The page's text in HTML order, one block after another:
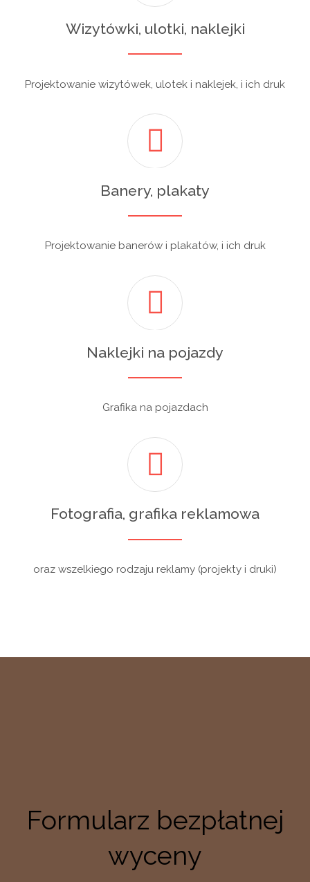
Wizytówki, ulotki, naklejki
Projektowanie wizytówek, ulotek i naklejek, i ich druk
Banery, plakaty
Projektowanie banerów i plakatów, i ich druk
Naklejki na pojazdy
Grafika na pojazdach
Fotografia, grafika reklamowa
oraz wszelkiego rodzaju reklamy (projekty i druki)
Formularz bezpłatnej
wyceny